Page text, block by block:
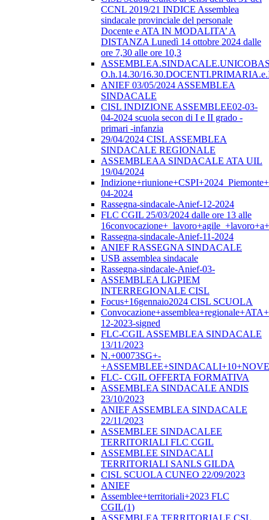
CCNL 2019/21 INDICE Assemblea
sindacale provinciale del personale
Docente e ATA IN MODALITA’ A
DISTANZA Lunedì 14 ottobre 2024 dalle
ore 7,30 alle ore 10,3
O.h.14.30/
ANIEF 03/05/2024 ASSEMBLEA
SINDACALE
CISL INDIZIONE ASSEMBLEE02-03-
04-2024 scuola secon di I e II grado -
primari -infanzia
29/04/2024 CISL ASSEMBLEA
SINDACALE REGIONALE
ASSEMBLEAA SINDACALE ATA UIL
19/04/2024
04-2024
Rassegna-sindacale-Anief-12-2024
FLC CGIL 25/03/2024 dalle ore 13 alle
Rassegna-sindacale-Anief-11-2024
ANIEF RASSEGNA SINDACALE
USB assemblea sindacale
Rassegna-sindacale-Anief-03-
ASSEMBLEA LIGPIEM
INTERREGIONALE CISL
Focus+16gennaio2024 CISL SCUOLA
12-2023-signed
FLC-CGIL ASSEMBLEA SINDACALE
13/11/2023
N.+00073SG+-
FLC- CGIL OFFERTA FORMATIVA
ASSEMBLEA SINDACALE ANDIS
23/10/2023
ANIEF ASSEMBLEA SINDACALE
22/11/2023
ASSEMBLEE SINDACALEE
TERRITORIALI FLC CGIL
ASSEMBLEE SINDACALI
TERRITORIALI SANLS GILDA
CISL SCUOLA CUNEO 22/09/2023
ANIEF
Assemblee+territoriali+2023 FLC
CGIL(1)